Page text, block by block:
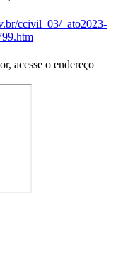
ccivil_03/_ato2023-
acesse o endereço